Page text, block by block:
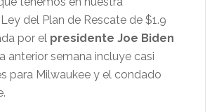
del Plan de Rescate de $1.9
por elpresidente Joe Biden
anterior semana incluye casi
para Milwaukee y el condado